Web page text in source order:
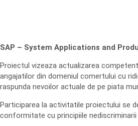
SAP – System Applications and
Proiectul vizeaza actualizarea
angajatilor din domeniul comertului cu
raspunda nevoilor actuale de pe piata
Participarea la activitatile proiectului se
conformitate cu principiile